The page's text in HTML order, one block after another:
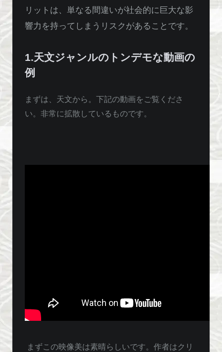
リットは、単なる間違いが社会的に巨大な影
響力を持ってしまうリスクがあることです。
1.天文ジャンルのトンデモな動画の
例
まずは、天文から。下記の動画をご覧くださ
い。非常に拡散しているものです。
まずこの映像美は素晴らしいです。作者はクリ